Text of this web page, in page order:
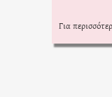
Για